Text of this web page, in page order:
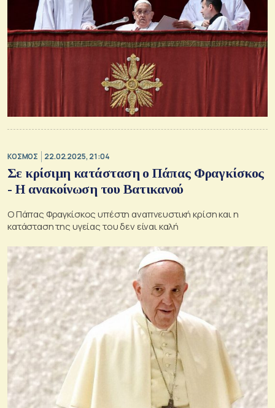
ΚΟΣΜΟΣ 22.02.2025, 21:04
Σε κρίσιμη κατάσταση ο Πάπας Φραγκίσκος
- Η ανακοίνωση του Βατικανού
Ο Πάπας Φραγκίσκος υπέστη αναπνευστική κρίση και η
κατάσταση της υγείας του δεν είναι καλή